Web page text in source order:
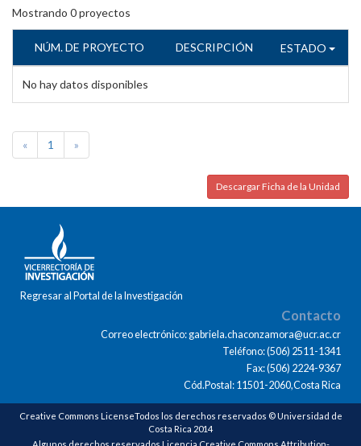
Mostrando 0proyectos
NÚM. DE PROYECTO DESCRIPCIÓN ESTADO
No hay datos disponibles
« 1 »
Descargar Ficha de la Unidad
Regresar al Portal de la Investigación
Contacto
Correo electrónico: gabriela.chaconzamora@ucr.ac.cr
Teléfono: (506) 2511-1341
Fax: (506) 2224-9367
Cód.Postal: 11501-2060,Costa Rica
Creative Commons LicenseTodos los derechos reservados © Universidad de
Costa Rica 2014